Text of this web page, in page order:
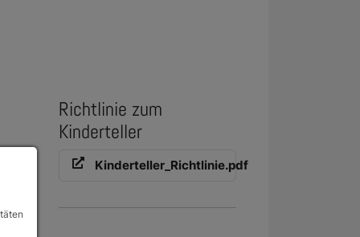
Richtlinie zum
Kinderteller
Kinderteller_Richtlinie.pdf